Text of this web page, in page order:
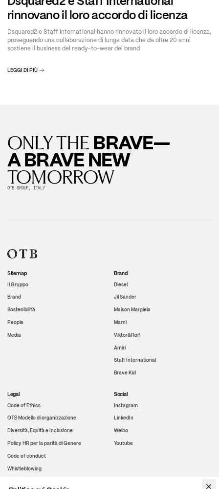
rinnovano il loro accordo di licenza
Dsquared2 e Staff International hanno rinnovato il loro accordo di licenza,
proseguendo una collaborazione di lunga data che da oltre 20 anni
sostiene il business del ready-to-wear del brand
LEGGI DI PIÙ
ONLY THE BRAVE—
A BRAVE NEW
TOMORROW
OTB GROUP, ITALY
Sitemap
Il Gruppo
Brand
Sostenibilità
People
Media
Brand
Diesel
Jil Sander
Maison Margiela
Marni
Viktor&Rolf
Amiri
Staff International
Brave Kid
Legal
Code of Ethics
OTB Modello di organizzazione
Diversità, Equità e Inclusione
Policy HR per la parità di Genere
Code of conduct
Whistleblowing
Social
Instagram
LinkedIn
Weibo
Youtube